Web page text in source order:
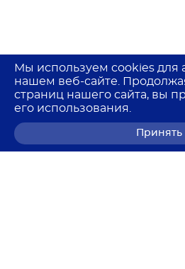
Мы используем cookies для
нашем веб-сайте.
страниц нашего сайта, вы
его использования.
Принять